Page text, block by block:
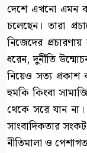
দেশে এখনো এমন
চলেছেন। তারা
নিজেদের
ধরেন, দুর্নীতি
নিয়েও সত্য
হুমকি কিংবা
থেকে সরে যান না।
সাংবাদিকতার
নীতিমালা ও